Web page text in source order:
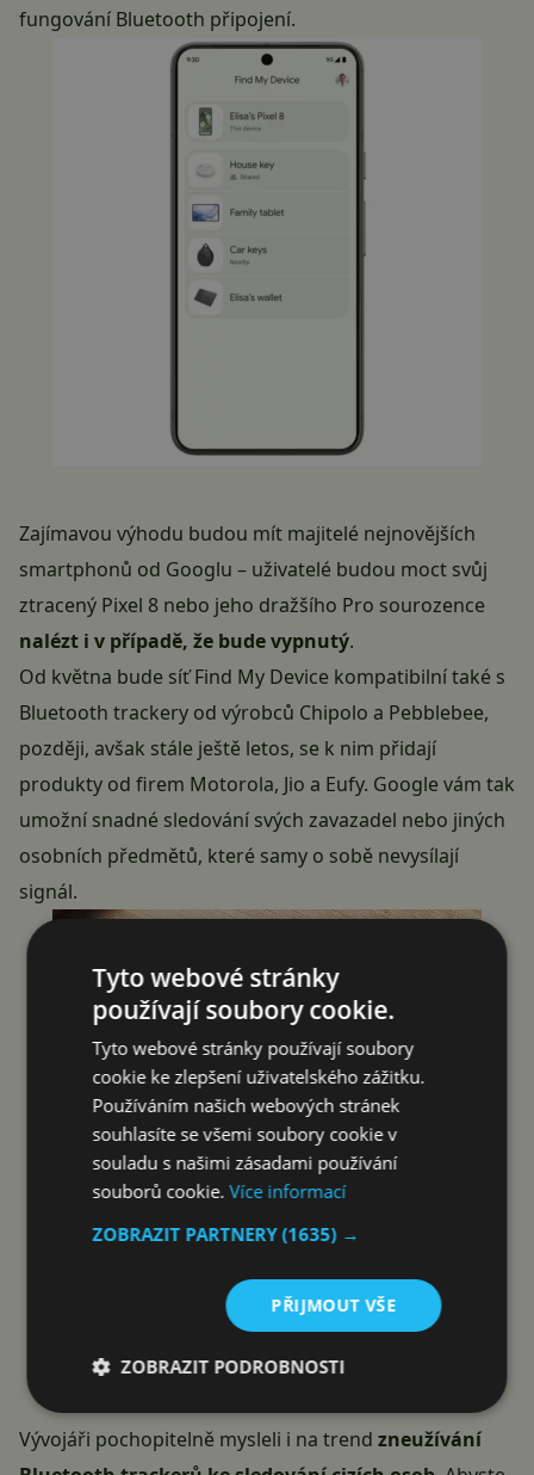
fungování Bluetooth připojení.
Zajímavou výhodu budou mít majitelé nejnovějších
smartphonů od Googlu – uživatelé budou moct svůj
ztracený Pixel 8 nebo jeho dražšího Pro sourozence
nalézt i v případě, že bude vypnutý.
Od května bude síť Find My Device kompatibilní také s
Bluetooth trackery od výrobců Chipolo a Pebblebee,
později, avšak stále ještě letos, se k nim přidají
produkty od firem Motorola, Jio a Eufy. Google vám tak
umožní snadné sledování svých zavazadel nebo jiných
osobních předmětů, které samy o sobě nevysílají
signál.
Bluetooth tracker od Eufy
Vývojáři pochopitelně mysleli i na trend zneužívání
Tyto webové stránky
používají soubory cookie.
Tyto webové stránky používají soubory
cookie ke zlepšení uživatelského zážitku.
Používáním našich webových stránek
souhlasíte se všemi soubory cookie v
souladu s našimi zásadami používání
souborů cookie.Více informací
ZOBRAZIT PARTNERY(1635) →
PŘIJMOUT VŠE
ZOBRAZIT PODROBNOSTI